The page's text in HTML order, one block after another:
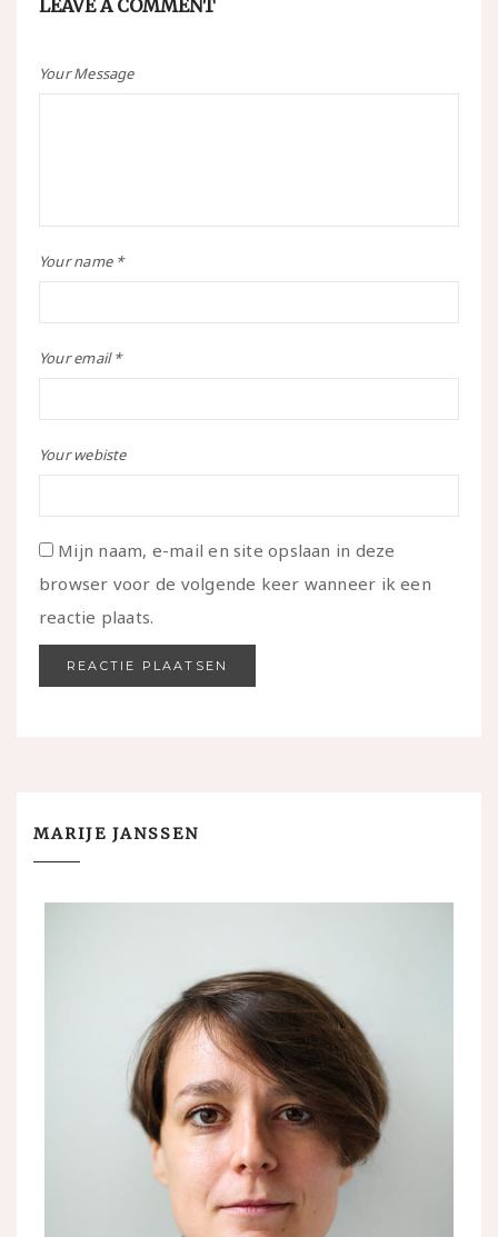
LEAVE A COMMENT
Your Message
Your name *
Your email *
Your webiste
Mijn naam, e-mail en site opslaan in deze
browser voor de volgende keer wanneer ik een
reactie plaats.
MARIJE JANSSEN